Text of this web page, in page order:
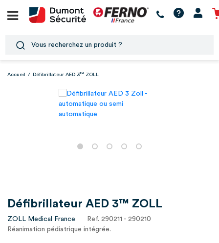
Accueil / Défibrillateur AED 3™ ZOLL
Défibrillateur AED 3™ ZOLL
ZOLL Medical France
Ref. 290211 - 290210
Réanimation pédiatrique intégrée.